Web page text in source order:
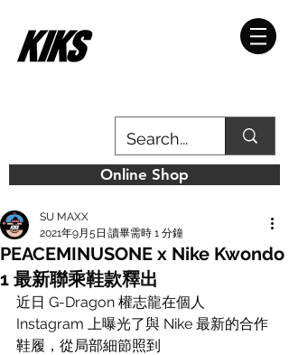
Online Shop
PEACEMINUSONE x Nike Kwondo
1 最新聯乘鞋款釋出
SU MAXX
2021年9月5日 讀畢需時 1 分鐘
近日 G-Dragon 權志龍在個人
Instagram 上曝光了與 Nike 最新的合作
鞋履，從局部細節照到